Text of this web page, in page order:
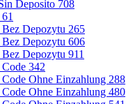
Deposito 708
Depozytu 265
Depozytu 606
Depozytu 911
342
Ohne Einzahlung 288
Ohne Einzahlung 480